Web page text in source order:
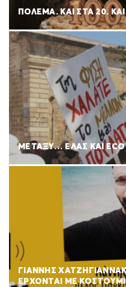
ΠΟΛΈΜΑ. ΚΑΙ ΣΤΑ 20.
ΜΕΤΑΞΥ… ΕΛΑΣ ΚΑΙ
ΓΙΑΝΝΗΣ
ΕΡΧΟΝΤΑΙ ΜΕ